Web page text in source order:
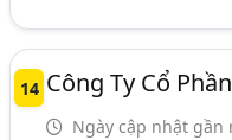
14 Công Ty Cổ
Ngày cập nhật gần